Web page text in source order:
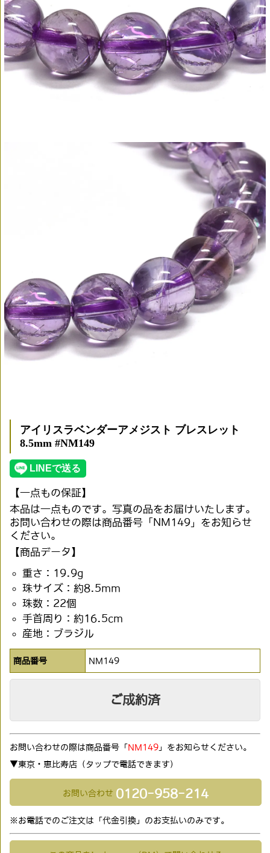
アイリスラベンダーアメジスト ブレスレット
8.5mm #NM149
【一点もの保証】
本品は一点ものです。写真の品をお届けいたします。
お問い合わせの際は商品番号「NM149」をお知らせ
ください。
【商品データ】
重さ：19.9g
珠サイズ：約8.5mm
珠数：22個
手首周り：約16.5cm
産地：ブラジル
商品番号 NM149
ご成約済
お問い合わせの際は商品番号「 NM149」をお知らせください。
▼東京・恵比寿店（タップで電話できます)
お問い合わせ 0120-958-214
※お電話でのご注文は「代金引換」のお支払いのみです。